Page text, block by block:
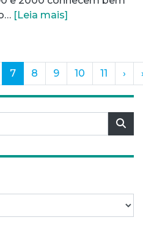
[Leia mais]
7(current)
8 9 10 11 ›